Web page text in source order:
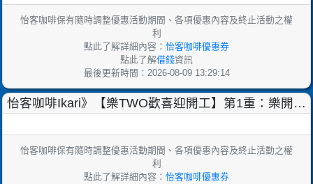
怡客咖啡保有隨時調整優惠活動期間、各項優惠內容及終止活動之權
利
點此了解詳細內容： 怡客咖啡優惠券
點此了解借錢資訊
最後更新時間：2026-08-09 13:29:14
怡客咖啡Ikari》【樂TWO歡喜迎開工】第1重：樂開工
怡客咖啡保有隨時調整優惠活動期間、各項優惠內容及終止活動之權
利
點此了解詳細內容： 怡客咖啡優惠券